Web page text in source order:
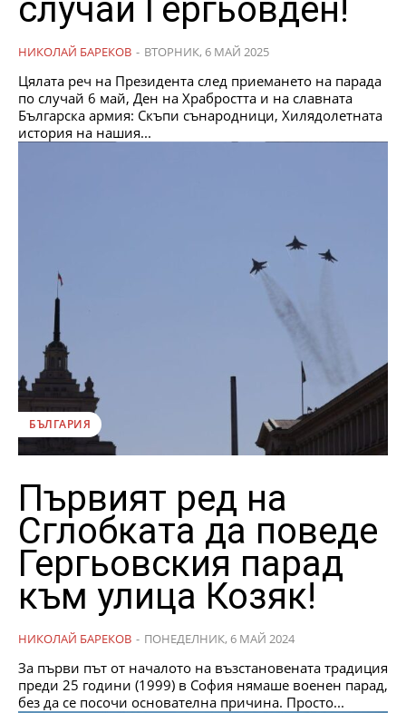
случай Гергьовден!
НИКОЛАЙ БАРЕКОВ - ВТОРНИК, 6 МАЙ 2025
Цялата реч на Президента след приемането на парада
по случай 6 май, Ден на Храбростта и на славната
Българска армия: Скъпи сънародници, Хилядолетната
история на нашия...
БЪЛГАРИЯ
Първият ред на
Сглобката да поведе
Гергьовския парад
към улица Козяк!
НИКОЛАЙ БАРЕКОВ - ПОНЕДЕЛНИК, 6 МАЙ 2024
За първи път от началото на възстановената традиция
преди 25 години (1999) в София нямаше военен парад,
без да се посочи основателна причина. Просто...